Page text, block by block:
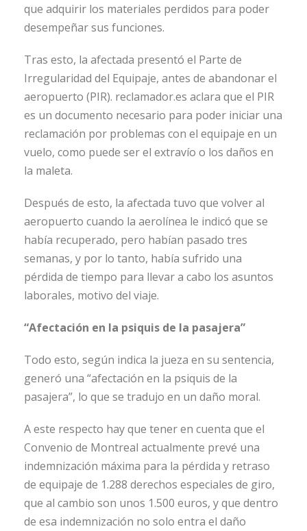
que adquirir los materiales perdidos para poder
desempeñar sus funciones.
Tras esto, la afectada presentó el Parte de
Irregularidad del Equipaje, antes de abandonar el
aeropuerto (PIR). reclamador.es aclara que el PIR
es un documento necesario para poder iniciar una
reclamación por problemas con el equipaje en un
vuelo, como puede ser el extravío o los daños en
la maleta.
Después de esto, la afectada tuvo que volver al
aeropuerto cuando la aerolínea le indicó que se
había recuperado, pero habían pasado tres
semanas, y por lo tanto, había sufrido una
pérdida de tiempo para llevar a cabo los asuntos
laborales, motivo del viaje.
“Afectación en la psiquis de la pasajera”
Todo esto, según indica la jueza en su sentencia,
generó una “afectación en la psiquis de la
pasajera”, lo que se tradujo en un daño moral.
A este respecto hay que tener en cuenta que el
Convenio de Montreal actualmente prevé una
indemnización máxima para la pérdida y retraso
de equipaje de 1.288 derechos especiales de giro,
que al cambio son unos 1.500 euros, y que dentro
de esa indemnización no solo entra el daño